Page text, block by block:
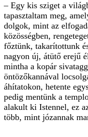
– Egy kis sziget a
tapasztaltam meg,
dolgok, mint az
közösségben,
főztünk, takarítottunk
nagyon új, átütő erejű
mintha a kopár
öntözőkannával
áhítatokon, hetente
pedig mentünk a
alakult ki Istennel, ez
több, mint józannak